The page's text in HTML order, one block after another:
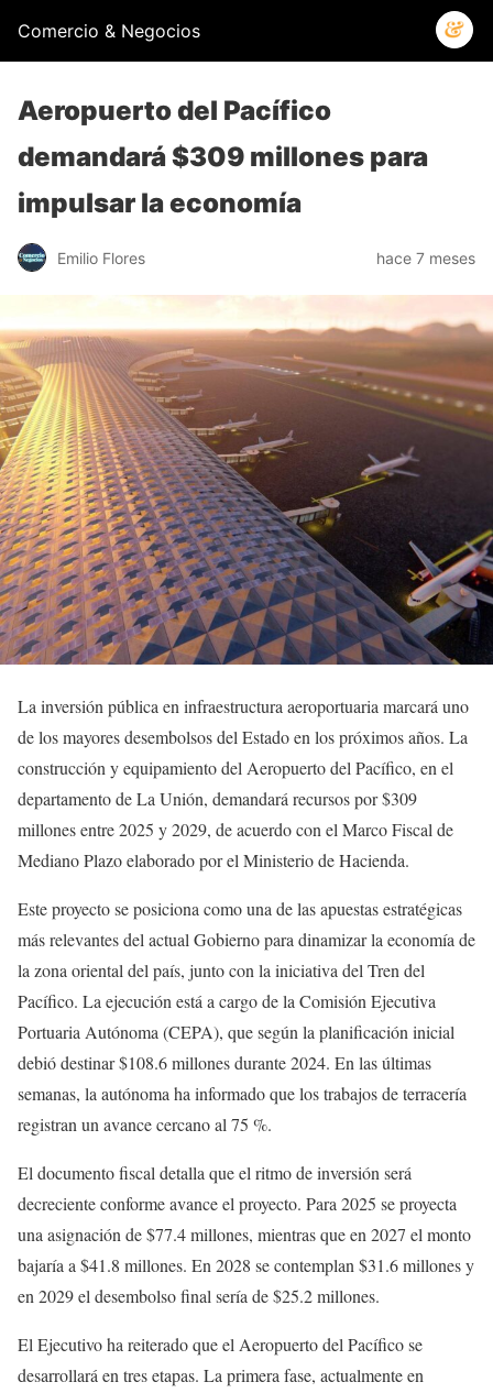
Comercio & Negocios
Aeropuerto del Pacífico
demandará $309 millones para
impulsar la economía
Emilio Flores hace 7 meses
La inversión pública en infraestructura aeroportuaria marcará uno
de los mayores desembolsos del Estado en los próximos años. La
construcción y equipamiento del Aeropuerto del Pacífico, en el
departamento de La Unión, demandará recursos por $309
millones entre 2025 y 2029, de acuerdo con el Marco Fiscal de
Mediano Plazo elaborado por el Ministerio de Hacienda.
Este proyecto se posiciona como una de las apuestas estratégicas
más relevantes del actual Gobierno para dinamizar la economía de
la zona oriental del país, junto con la iniciativa del Tren del
Pacífico. La ejecución está a cargo de la Comisión Ejecutiva
Portuaria Autónoma (CEPA), que según la planificación inicial
debió destinar $108.6 millones durante 2024. En las últimas
semanas, la autónoma ha informado que los trabajos de terracería
registran un avance cercano al 75 %.
El documento fiscal detalla que el ritmo de inversión será
decreciente conforme avance el proyecto. Para 2025 se proyecta
una asignación de $77.4 millones, mientras que en 2027 el monto
bajaría a $41.8 millones. En 2028 se contemplan $31.6 millones y
en 2029 el desembolso final sería de $25.2 millones.
El Ejecutivo ha reiterado que el Aeropuerto del Pacífico se
desarrollará en tres etapas. La primera fase, actualmente en